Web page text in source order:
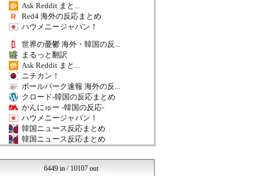
Ask Reddit まと...
Red4 海外の反応まとめ
ハウメニージャパン！
世界の憂鬱 海外・韓国の反...
まるっと翻訳
Ask Reddit まと...
ニチカン！
ボールパーク速報 海外の反...
クロード-韓国の反応まとめ
かんにゅー -韓国の反応-
ハウメニージャパン！
韓国ニュース反応まとめ
韓国ニュース反応まとめ
ガラパゴスジャパン - 海...
韓国ニュース反応まとめ
6449 in / 10107 out